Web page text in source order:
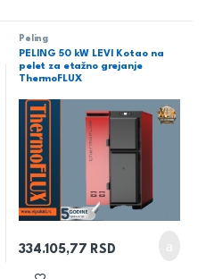
Peling
PELING 50 kW LEVI Kotao na
pelet za etažno grejanje
ThermoFLUX
334.105,77 RSD